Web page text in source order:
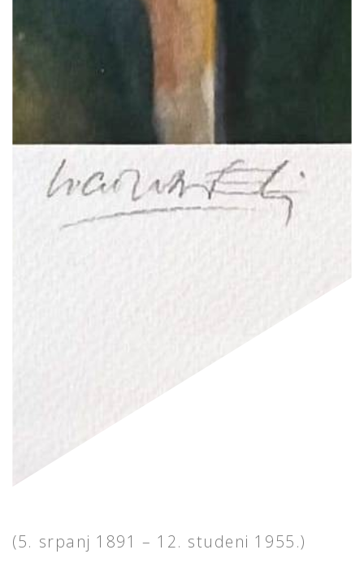
(5. srpanj 1891 – 12. studeni 1955.)